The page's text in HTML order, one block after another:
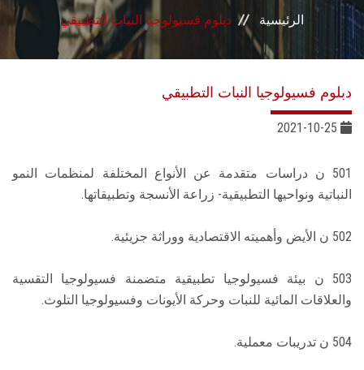
البحث العلمي
الأنظمة الذكية
الطلاب
الرئيسية دبلوم فسيولوجيا النبات التطبيقي
دبلوم فسيولوجيا النبات التطبيقي
501 ن دراسات متقدمة عن الأنواع المختلفة لمنظمات النمو
النباتية ونواحيها التطبيقية- زراعة الأنسجة وتطبيقاتها.
502 ن الأيض وأهميته الاقتصادية ووراثة جزيئية.
503 ن بيئة فسيولوجيا تطبيقية متضمنة فسيولوجيا التقسية
والعلاقات المائية للنبات وحركة الأيونات وفسيولوجيا التلوث.
504 ن تدريبات معملية.